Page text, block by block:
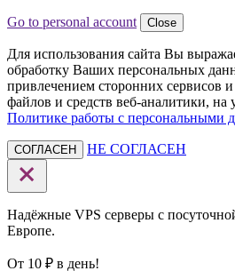
Go to personal account Close
Для использования сайта Вы
обработку Ваших персональных
привлечением сторонних сервисов
файлов и средств веб-аналитики,
Политике работы с персональными
СОГЛАСЕН НЕ СОГЛАСЕН
Надёжные VPS серверы с
Европе.
От 10 ₽ в день!